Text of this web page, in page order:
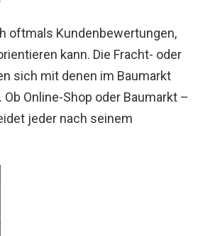
oftmals Kundenbewertungen,
kann. Die Fracht- oder
sich mit denen im Baumarkt
Ob Online-Shop oder Baumarkt –
jeder nach seinem